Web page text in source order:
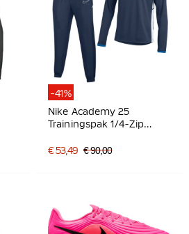
-41%
Nike Academy 25
Trainingspak 1/4-Zip
€ 53,49 € 90,00